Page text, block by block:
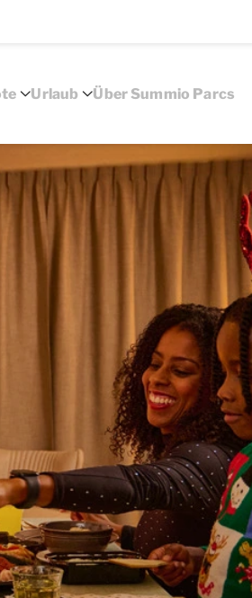
Urlaub Über Summio Parcs